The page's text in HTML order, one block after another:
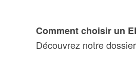
Comment choisir un
Découvrez notre